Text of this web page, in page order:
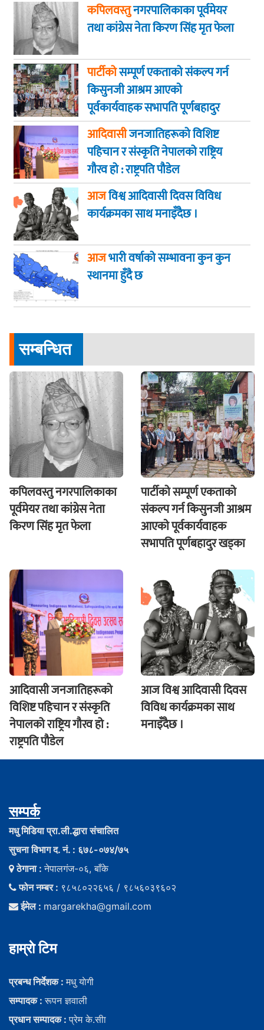
कपिलवस्तुनगरपालिकाका पूर्वमेयर
तथा कांग्रेस नेता किरण सिंह मृत फेला
पार्टीकोसम्पूर्ण एकताको संकल्प गर्न
किसुनजी आश्रम आएकाे
पूर्वकार्यवाहक सभापति पूर्णबहादुर
खड्का
आदिवासीजनजातिहरूको विशिष्ट
पहिचान र संस्कृति नेपालको राष्ट्रिय
गौरव हो : राष्ट्रपति पौडेल
आजविश्व आदिवासी दिवस विविध
कार्यक्रमका साथ मनाइँदैछ ।
आजभारी वर्षाको सम्भावना कुन कुन
स्थानमा हुँदै छ
सम्बन्धित
कपिलवस्तु नगरपालिकाका
पूर्वमेयर तथा कांग्रेस नेता
किरण सिंह मृत फेला
पार्टीको सम्पूर्ण एकताको
संकल्प गर्न किसुनजी आश्रम
आएकाे पूर्वकार्यवाहक
सभापति पूर्णबहादुर खड्का
आदिवासी जनजातिहरूको
विशिष्ट पहिचान र संस्कृति
नेपालको राष्ट्रिय गौरव हो :
राष्ट्रपति पौडेल
आज विश्व आदिवासी दिवस
विविध कार्यक्रमका साथ
मनाइँदैछ ।
सम्पर्क
मधु मिडिया प्रा.ली.द्धारा संचालित
सुचना विभाग द. नं. : ६७८-०७४/७५
ठेगाना :नेपालगंज-०६, बाँके
फोन नम्बर : ९८५८०२२६५६ / ९८५६०३९६०२
ईमेल : margarekha@gmail.com
हाम्राे टिम
प्रबन्ध निर्देशक :मधु याेगी
सम्पादक :रूपन ज्ञवाली
प्रधान सम्पादक :प्रेम के.सीा